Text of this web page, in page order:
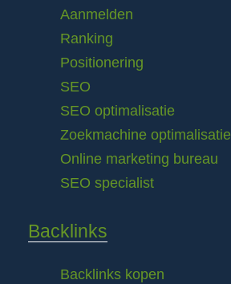
Aanmelden
Ranking
Positionering
SEO
SEO optimalisatie
Zoekmachine optimalisatie
Online marketing bureau
SEO specialist
Backlinks
Backlinks kopen